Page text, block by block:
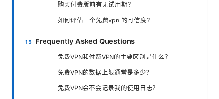
购买付费版前有无试用期？
如何评估一个免费vpn 的可信度？
Frequently Asked Questions
免费VPN和付费VPN的主要区别是什么？
免费VPN的数据上限通常是多少？
免费VPN会不会记录我的使用日志？